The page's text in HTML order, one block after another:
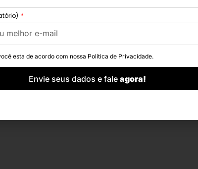
esta de acordo com nossa Política de Privacidade.
Envie seus dados e fale agora!